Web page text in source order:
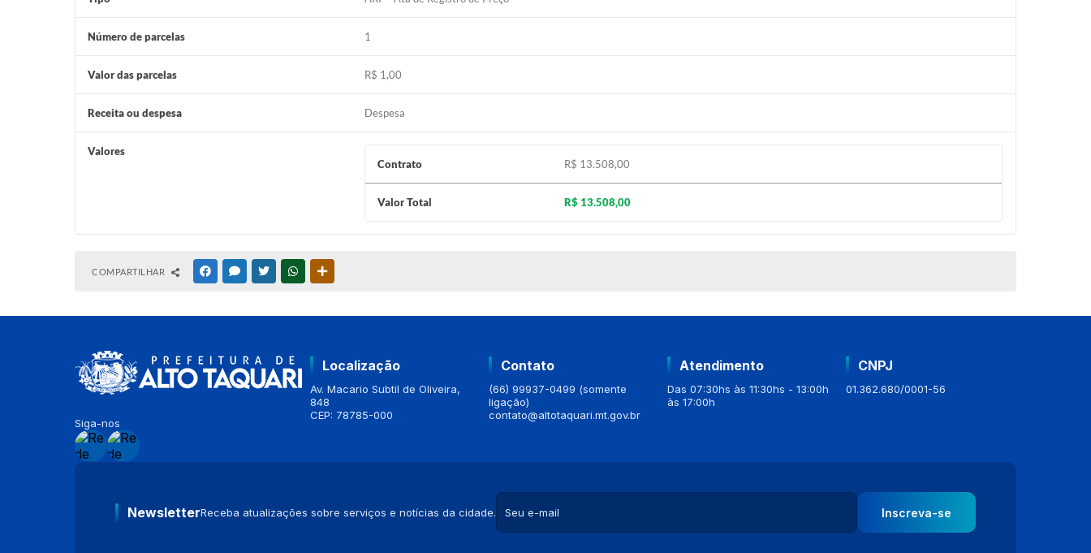
Número de parcelas 1
Valor das parcelas R$ 1,00
Receita ou despesa Despesa
Valores
Contrato
R$ 13.508,00
Valor Total R$ 13.508,00
COMPARTILHAR FACEBOOKMESSENGER
TWITTERWHATSAPP
Siga-nos
Localização
Av. Macario Subtil de Oliveira,
848
CEP: 78785-000
Contato
(66) 99937-0499 (somente
ligação)
contato@altotaquari.mt.gov.br
Atendimento
Das 07:30hs às 11:30hs - 13:00h
às 17:00h
CNPJ
01.362.680/0001-56
NewsletterReceba atualizações sobre serviços e notícias da cidade. Inscreva-se